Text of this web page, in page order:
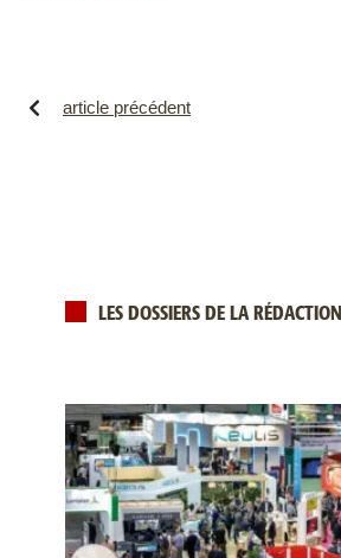
article précédent
LES DOSSIERS DE LA RÉDACTION